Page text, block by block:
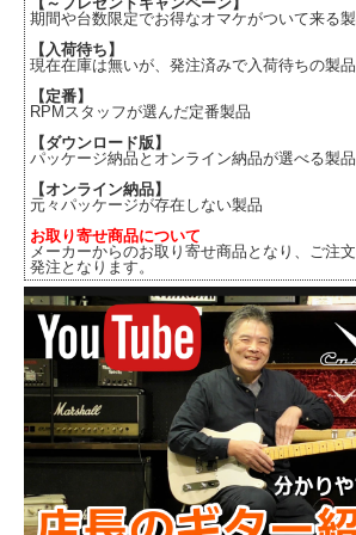
期間や台数限定でお得なオマケがついて来る
【入荷待ち】
現在在庫は無いが、発注済みで入荷待ちの製品
【定番】
RPMスタッフが選んだ定番製品
【ダウンロード版】
パッケージ納品とオンライン納品が選べる製
【オンライン納品】
元々パッケージが存在しない製品
お取り寄せ商品について
メーカーからのお取り寄せ商品となり、ご注
発注となります。